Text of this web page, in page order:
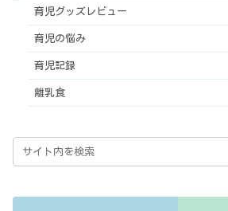
育児グッズレビュー
育児の悩み
育児記録
離乳食